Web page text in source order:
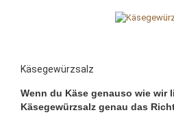
Käsegewürzsalz
Wenn du Käse genauso wie wir
Käsegewürzsalz genau das